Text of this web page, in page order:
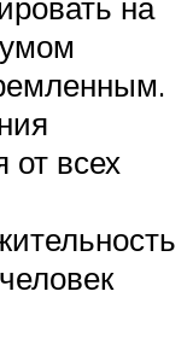
от всех